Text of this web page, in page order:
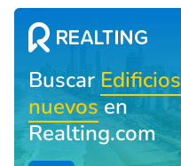
Buscar Edificios
nuevosen
Realting.com